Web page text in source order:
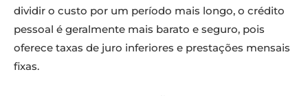
dividir o custo por um período mais longo, o crédito
pessoal é geralmente mais barato e seguro, pois
oferece taxas de juro inferiores e prestações mensais
fixas.